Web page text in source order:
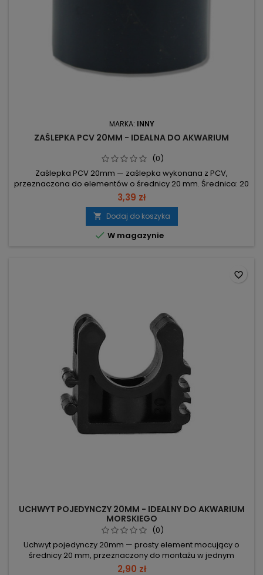
MARKA: INNY
ZAŚLEPKA PCV 20MM - IDEALNA DO AKWARIUM
(0)
Zaślepka PCV 20mm — zaślepka wykonana z PCV,
przeznaczona do elementów o średnicy 20 mm. Średnica: 20
mm – dopasowanie do otworów i końcówek 20 mm.
Materiał: PCV – element wykonany z tworzywa PCV. Funkcja:
zaślepka – zamknięcie końcówek i otworów.
3,39 zł
 Dodaj do koszyka
 W magazynie
UCHWYT POJEDYNCZY 20MM - IDEALNY DO AKWARIUM
MORSKIEGO
(0)
Uchwyt pojedynczy 20mm — prosty element mocujący o
średnicy 20 mm, przeznaczony do montażu w jednym
punkcie. Średnica 20 mm – dopasowanie do elementów o
2,90 zł
favorite_border